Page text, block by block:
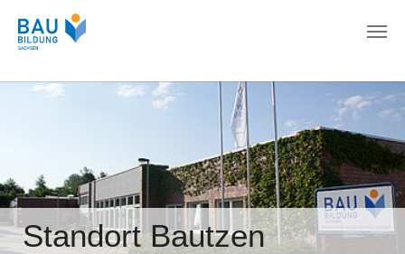
Standort Bautzen